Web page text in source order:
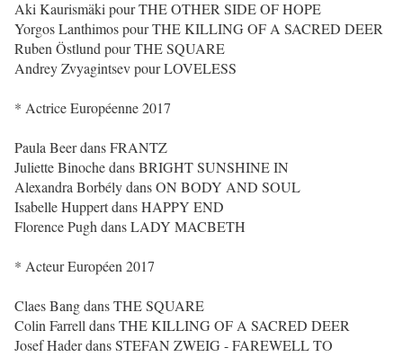
Aki Kaurismäki pour THE OTHER SIDE OF HOPE
Yorgos Lanthimos pour THE KILLING OF A SACRED DEER
Ruben Östlund pour THE SQUARE
Andrey Zvyagintsev pour LOVELESS
* Actrice Européenne 2017
Paula Beer dans FRANTZ
Juliette Binoche dans BRIGHT SUNSHINE IN
Alexandra Borbély dans ON BODY AND SOUL
Isabelle Huppert dans HAPPY END
Florence Pugh dans LADY MACBETH
* Acteur Européen 2017
Claes Bang dans THE SQUARE
Colin Farrell dans THE KILLING OF A SACRED DEER
Josef Hader dans STEFAN ZWEIG - FAREWELL TO